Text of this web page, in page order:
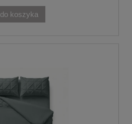
do koszyka